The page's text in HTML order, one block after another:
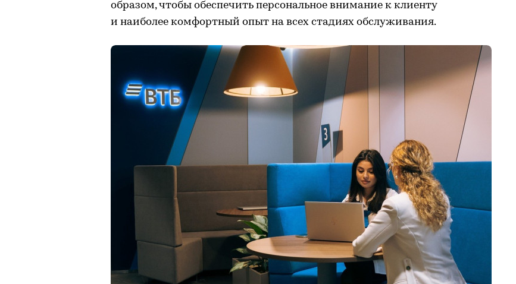
образом, чтобы обеспечить персональное внимание к клиенту
и наиболее комфортный опыт на всех стадиях обслуживания.